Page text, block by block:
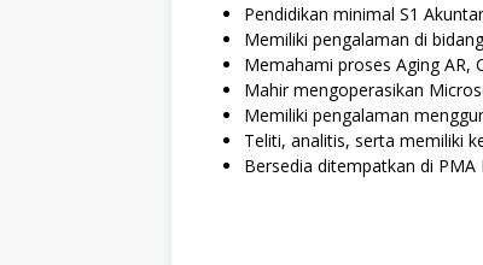
Pendidikan minimal S1
Memiliki pengalaman di
Memahami proses Aging AR,
Mahir mengoperasikan
Memiliki pengalaman
Teliti, analitis, serta memiliki
Bersedia ditempatkan di PMA